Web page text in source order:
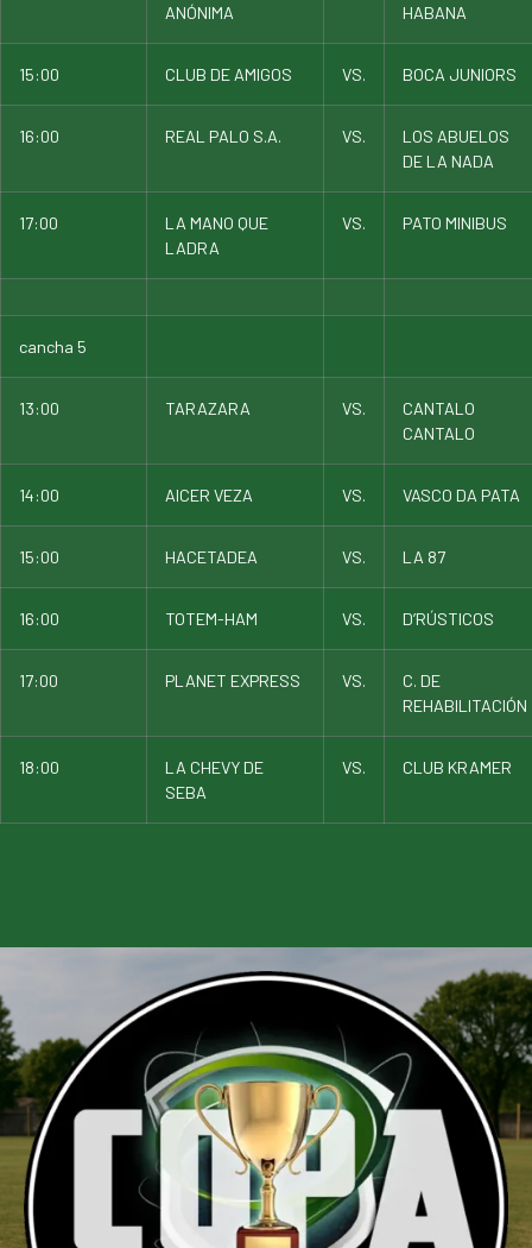
ANÓNIMA
HABANA
15:00 CLUB DE AMIGOS VS. BOCA JUNIORS
16:00 REAL PALO S.A. VS.
LOS ABUELOS
DE LA NADA
17:00
LA MANO QUE
LADRA
VS. PATO MINIBUS
cancha 5
13:00 TARAZARA VS.
CANTALO
CANTALO
14:00 AICER VEZA VS. VASCO DA PATA
15:00 HACETADEA VS. LA 87
16:00 TOTEM-HAM VS. D’RÚSTICOS
17:00 PLANET EXPRESS VS.
C. DE
REHABILITACIÓN
18:00
LA CHEVY DE
SEBA
VS. CLUB KRAMER